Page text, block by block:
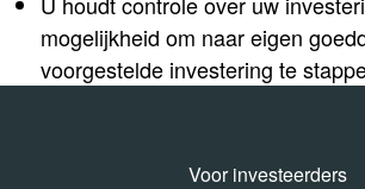
mogelijkheid om naar eigen
voorgestelde investering te
Voor investeerders